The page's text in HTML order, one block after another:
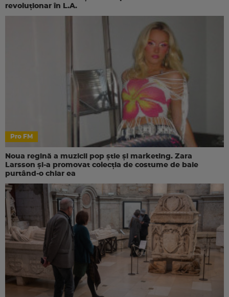
revoluționar în L.A.
Pro FM
Noua regină a muzicii pop știe și marketing. Zara
Larsson și-a promovat colecția de costume de baie
purtând-o chiar ea